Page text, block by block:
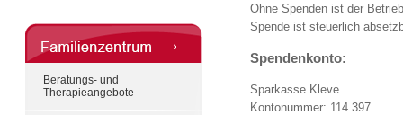
Beratungs- und
Therapieangebote
Ohne Spenden ist der
Spende ist steuerlich
Spendenkonto:
Sparkasse Kleve
Kontonummer: 114 397